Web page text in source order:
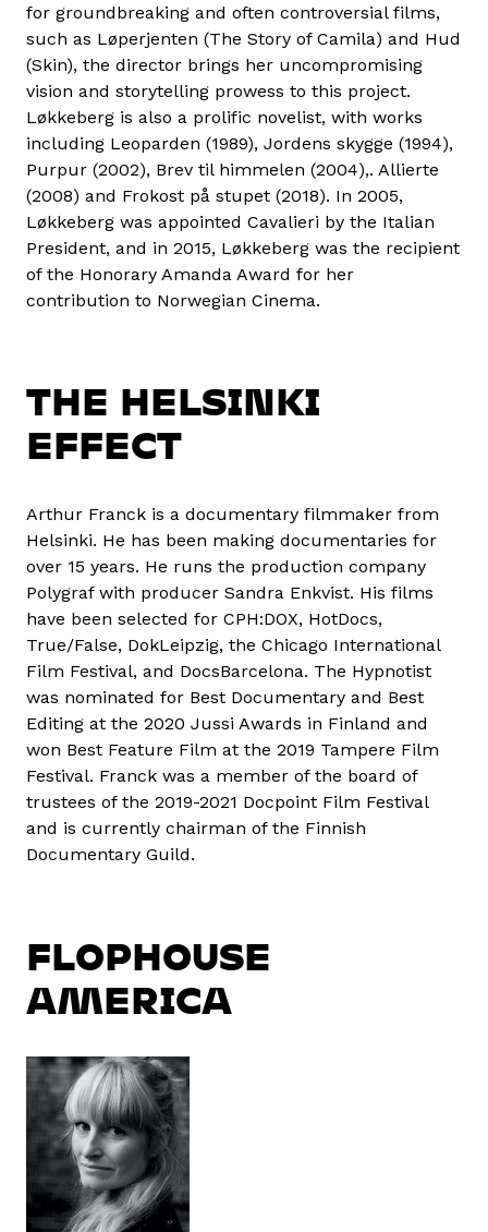
for groundbreaking and often controversial films,
such as Løperjenten (The Story of Camila) and Hud
(Skin), the director brings her uncompromising
vision and storytelling prowess to this project.
Løkkeberg is also a prolific novelist, with works
including Leoparden (1989), Jordens skygge (1994),
Purpur (2002), Brev til himmelen (2004),. Allierte
(2008) and Frokost på stupet (2018). In 2005,
Løkkeberg was appointed Cavalieri by the Italian
President, and in 2015, Løkkeberg was the recipient
of the Honorary Amanda Award for her
contribution to Norwegian Cinema.
THE HELSINKI
EFFECT
Arthur Franck is a documentary filmmaker from
Helsinki. He has been making documentaries for
over 15 years. He runs the production company
Polygraf with producer Sandra Enkvist. His films
have been selected for CPH:DOX, HotDocs,
True/False, DokLeipzig, the Chicago International
Film Festival, and DocsBarcelona. The Hypnotist
was nominated for Best Documentary and Best
Editing at the 2020 Jussi Awards in Finland and
won Best Feature Film at the 2019 Tampere Film
Festival. Franck was a member of the board of
trustees of the 2019-2021 Docpoint Film Festival
and is currently chairman of the Finnish
Documentary Guild.
FLOPHOUSE
AMERICA